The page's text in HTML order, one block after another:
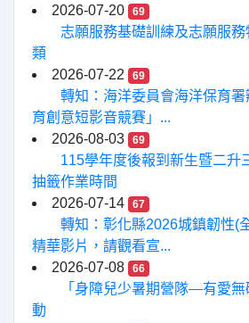
2026-07-20
69
志願服務基礎訓練及志願服務
類
2026-07-22
69
轉知：海洋委員會海洋保育
育創意短影音競賽」...
2026-08-03
69
115學年度後報到新生暨二升
抽籤作業時間
2026-07-14
67
轉知：彰化縣2026城鎮韌性(
精華影片，請觀看宣...
2026-07-08
66
「身障兒少暑期營隊—有愛
動